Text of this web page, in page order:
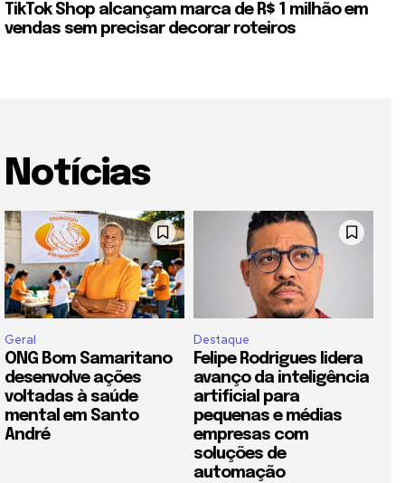
TikTok Shop alcançam marca de R$ 1 milhão em
vendas sem precisar decorar roteiros
Notícias
Geral
ONG Bom Samaritano
desenvolve ações
voltadas à saúde
mental em Santo
André
Destaque
Felipe Rodrigues lidera
avanço da inteligência
artificial para
pequenas e médias
empresas com
soluções de
automação